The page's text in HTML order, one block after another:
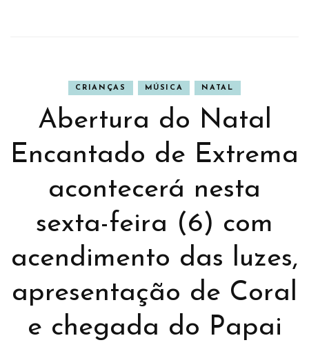
CRIANÇAS MÚSICA NATAL
Abertura do Natal
Encantado de Extrema
acontecerá nesta
sexta-feira (6) com
acendimento das luzes,
apresentação de Coral
e chegada do Papai